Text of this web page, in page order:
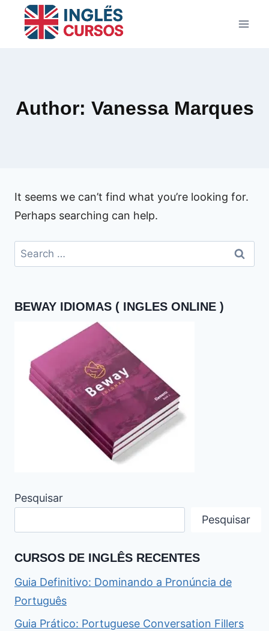
Author: Vanessa Marques
It seems we can’t find what you’re looking for.
Perhaps searching can help.
Search
for:
BEWAY IDIOMAS ( INGLES ONLINE )
Pesquisar
Pesquisar
CURSOS DE INGLÊS RECENTES
Guia Definitivo: Dominando a Pronúncia de
Português
Guia Prático: Portuguese Conversation Fillers